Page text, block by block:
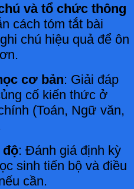
và tổ chức thông
cách tóm tắt bài
chú hiệu quả để ôn
cơ bản: Giải đáp
cố kiến thức ở
(Toán, Ngữ văn,
độ: Đánh giá định kỳ
sinh tiến bộ và điều
cần.